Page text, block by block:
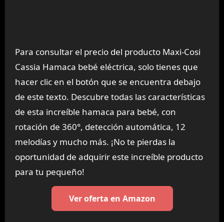
Para consultar el precio del producto Maxi-Cosi
Cassia Hamaca bebé eléctrica, solo tienes que
hacer clic en el botón que se encuentra debajo
de este texto. Descubre todas las características
de esta increíble hamaca para bebé, con
rotación de 360°, detección automática, 12
melodías y mucho más. ¡No te pierdas la
oportunidad de adquirir este increíble producto
para tu pequeño!
Ver oferta en Amazon